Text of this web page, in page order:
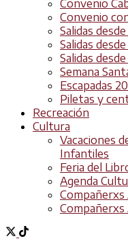
Convenio
Convenio
Salidas
Salidas
Salidas
Semana
Escapadas
Piletas y
Recreación
Cultura
Vacaciones
Infantiles
Feria del
Agenda